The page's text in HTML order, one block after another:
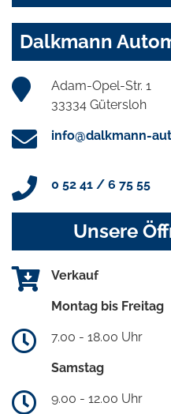
Dalkmann
Adam-Opel-Str. 1
33334 Gütersloh
info@dalkmann-
0 52 41 / 6 75 55
Unsere
Verkauf
Montag bis Freitag
7.00 - 18.00 Uhr
Samstag
9.00 - 12.00 Uhr